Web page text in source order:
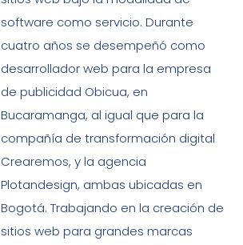
software como servicio. Durante
cuatro años se desempeñó como
desarrollador web para la empresa
de publicidad Obicua, en
Bucaramanga, al igual que para la
compañía de transformación digital
Crearemos, y la agencia
Plotandesign, ambas ubicadas en
Bogotá. Trabajando en la creación de
sitios web para grandes marcas